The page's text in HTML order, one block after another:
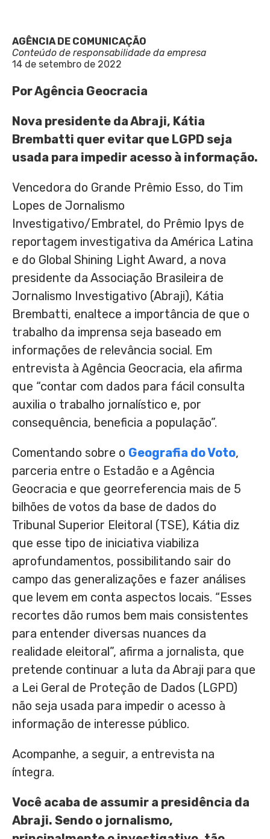
AGÊNCIA DE COMUNICAÇÃO
Conteúdo de responsabilidade da empresa
14 de setembro de 2022
Por Agência Geocracia
Nova presidente da Abraji, Kátia
Brembatti quer evitar que LGPD seja
usada para impedir acesso à informação.
Vencedora do Grande Prêmio Esso, do Tim
Lopes de Jornalismo
Investigativo/Embratel, do Prêmio Ipys de
reportagem investigativa da América Latina
e do Global Shining Light Award, a nova
presidente da Associação Brasileira de
Jornalismo Investigativo (Abraji), Kátia
Brembatti, enaltece a importância de que o
trabalho da imprensa seja baseado em
informações de relevância social. Em
entrevista à Agência Geocracia, ela afirma
que “contar com dados para fácil consulta
auxilia o trabalho jornalístico e, por
consequência, beneficia a população”.
Comentando sobre o Geografia do Voto,
parceria entre o Estadão e a Agência
Geocracia e que georreferencia mais de 5
bilhões de votos da base de dados do
Tribunal Superior Eleitoral (TSE), Kátia diz
que esse tipo de iniciativa viabiliza
aprofundamentos, possibilitando sair do
campo das generalizações e fazer análises
que levem em conta aspectos locais. “Esses
recortes dão rumos bem mais consistentes
para entender diversas nuances da
realidade eleitoral”, afirma a jornalista, que
pretende continuar a luta da Abraji para que
a Lei Geral de Proteção de Dados (LGPD)
não seja usada para impedir o acesso à
informação de interesse público.
Acompanhe, a seguir, a entrevista na
íntegra.
Você acaba de assumir a presidência da
Abraji. Sendo o jornalismo,